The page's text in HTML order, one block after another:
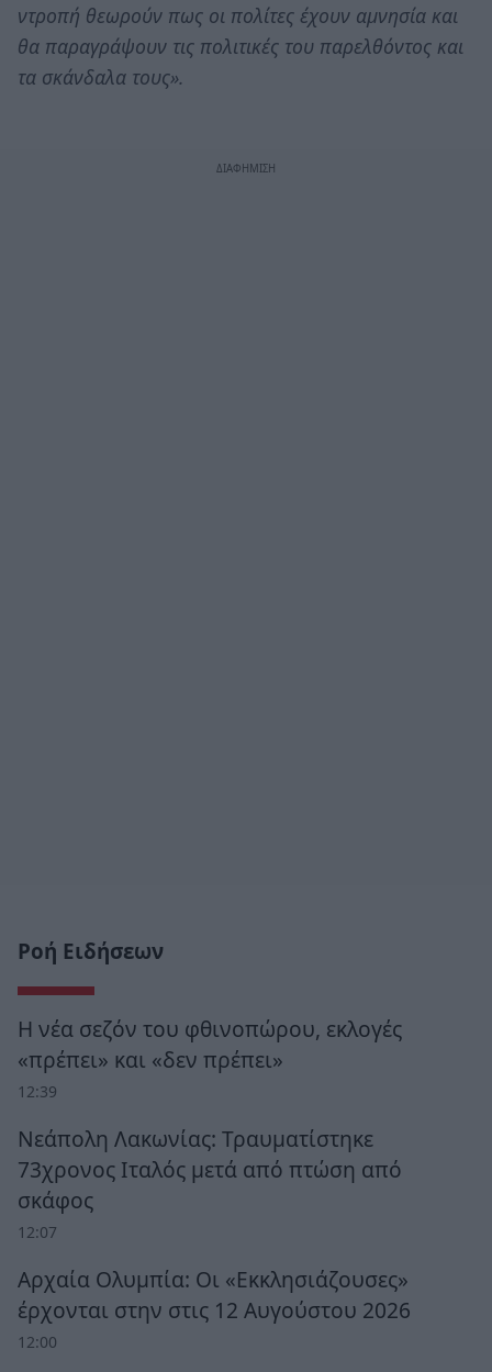
ντροπή θεωρούν πως οι πολίτες έχουν αμνησία και
θα παραγράψουν τις πολιτικές του παρελθόντος και
τα σκάνδαλα τους».
Ροή Ειδήσεων
Η νέα σεζόν του φθινοπώρου, εκλογές
«πρέπει» και «δεν πρέπει»
12:39
Νεάπολη Λακωνίας: Τραυματίστηκε
73χρονος Ιταλός μετά από πτώση από
σκάφος
12:07
Αρχαία Ολυμπία: Οι «Εκκλησιάζουσες»
έρχονται στην στις 12 Αυγούστου 2026
12:00